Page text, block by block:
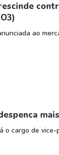
ao
o cargo de vice-